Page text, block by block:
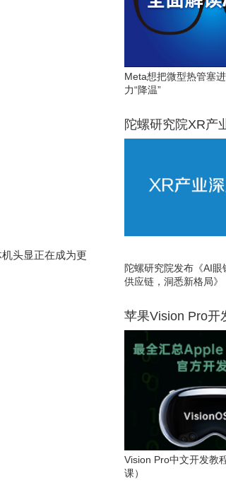
头显正在成为更
Meta想把微型热管塞
力“降温”
陀螺研究院XR产
陀螺研究院发布《AI
供应链，洞悉新格局》
苹果Vision Pro开
Vision Pro中文开发教
课）